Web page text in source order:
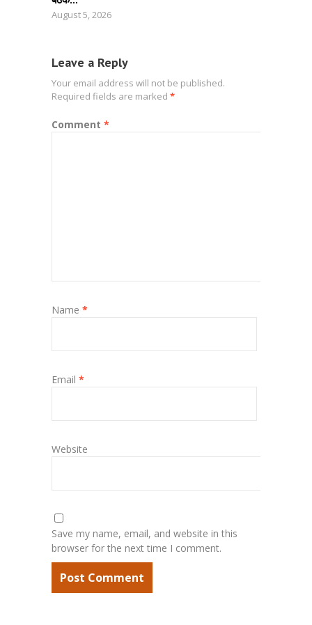
August 5, 2026
Leave a Reply
Your email address will not be published.
Required fields are marked *
Comment *
Name *
Email *
Website
Save my name, email, and website in this
browser for the next time I comment.